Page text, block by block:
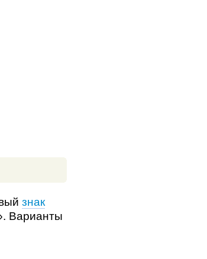
знак
Варианты